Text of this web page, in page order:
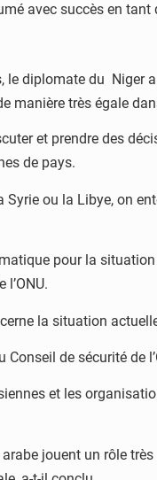
avec succès en
le diplomate du Niger
très égale
et prendre des
de pays.
ou la Libye, on
pour la
la situation
de sécurité de
et les
arabe jouent un rôle